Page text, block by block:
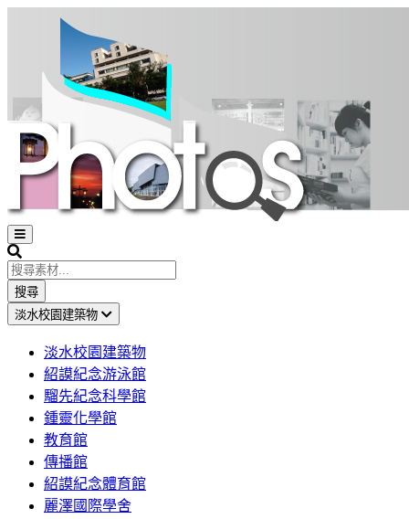
Open
sidebar
Search
搜尋
淡水校園建築物
淡水校園建築物
紹謨紀念游泳館
騮先紀念科學館
鍾靈化學館
教育館
傳播館
紹謨紀念體育館
麗澤國際學舍